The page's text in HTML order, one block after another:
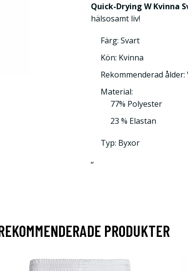
Quick-Drying W Kvinna
hälsosamt liv!
Färg: Svart
Kön: Kvinna
Rekommenderad ålder:
Material:
77% Polyester
23 % Elastan
Typ: Byxor
”
PRODUKTER